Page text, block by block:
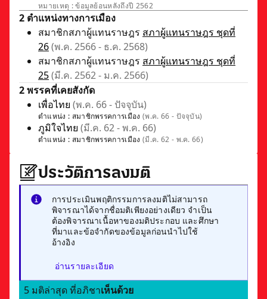
หมายเหตุ : ข้อมูลย้อนหลังถึงปี 2562
2 ตำแหน่งทางการเมือง
สมาชิกสภาผู้แทนราษฎร สภาผู้แทนราษฎร ชุดที่
26(พ.ค. 2566 - ธ.ค. 2568)
สมาชิกสภาผู้แทนราษฎร สภาผู้แทนราษฎร ชุดที่
25(มี.ค. 2562 - ม.ค. 2566)
2 พรรคที่เคยสังกัด
เพื่อไทย (พ.ค. 66 - ปัจจุบัน)
ตำแหน่ง : สมาชิกพรรคการเมือง(พ.ค. 66 - ปัจจุบัน)
ภูมิใจไทย (มี.ค. 62 - พ.ค. 66)
ตำแหน่ง : สมาชิกพรรคการเมือง(มี.ค. 62 - พ.ค. 66)
ประวัติการลงมติ
การประเมินพฤติกรรมการลงมติไม่สามารถ
พิจารณาได้จากชื่อมติเพียงอย่างเดียว จำเป็น
ต้องพิจารณาเนื้อหาของมติประกอบ และศึกษา
ที่มาและข้อจำกัดของข้อมูลก่อนนำไปใช้
อ้างอิง
อ่านรายละเอียด
5 มติล่าสุด ที่อภิชาเห็นด้วย